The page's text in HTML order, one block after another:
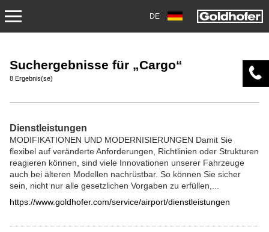
DE
EINSATZBEREICHE
PRODUKTE
SERVICE
KONTAKT
SHOP
Suchergebnisse für „Cargo“
8 Ergebnis(se)
Dienstleistungen
MODIFIKATIONEN UND MODERNISIERUNGEN Damit Sie
flexibel auf veränderte Anforderungen, Richtlinien oder Strukturen
reagieren können, sind viele Innovationen unserer Fahrzeuge
auch bei älteren Modellen nachrüstbar. So können Sie sicher
sein, nicht nur alle gesetzlichen Vorgaben zu erfüllen,...
https://www.goldhofer.com/service/airport/dienstleistungen